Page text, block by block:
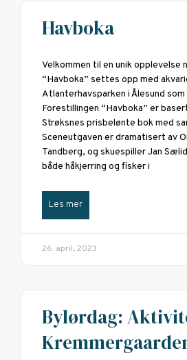
Havboka
Velkommen til en unik opplevelse
“Havboka” settes opp med
Atlanterhavsparken i Ålesund som
Forestillingen “Havboka” er
Strøksnes prisbelønte bok med
Sceneutgaven er dramatisert av
Tandberg, og skuespiller Jan
både håkjerring og fisker i
Les mer
26. april, 2023
Bylørdag: